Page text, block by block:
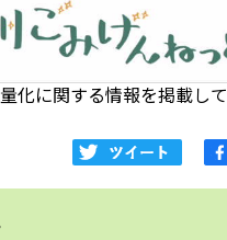
化に関する情報を掲載し